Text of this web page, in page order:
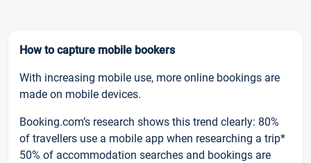
How to capture mobile bookers
With increasing mobile use, more online bookings are
made on mobile devices.
Booking.com’s research shows this trend clearly: 80%
of travellers use a mobile app when researching a trip*
50% of accommodation searches and bookings are